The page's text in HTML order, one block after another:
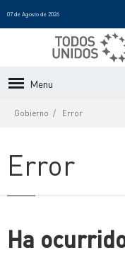
07 de Agosto de 2026
Menu
Gobierno Error
Error
Ha